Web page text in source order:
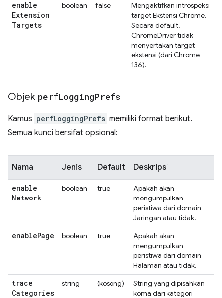
enable
Extension
Targets
boolean false
Mengaktifkan introspeksi
target Ekstensi Chrome.
Secara default,
ChromeDriver tidak
menyertakan target
ekstensi (dari Chrome
136).
Objek perfLoggingPrefs
Kamus perfLoggingPrefs memiliki format berikut.
Semua kunci bersifat opsional:
Nama Jenis Default Deskripsi
enable
Network
boolean true
Apakah akan
mengumpulkan
peristiwa dari domain
Jaringan atau tidak.
enablePage boolean true
Apakah akan
mengumpulkan
peristiwa dari domain
Halaman atau tidak.
trace
Categories
string (kosong)
String yang dipisahkan
koma dari kategori